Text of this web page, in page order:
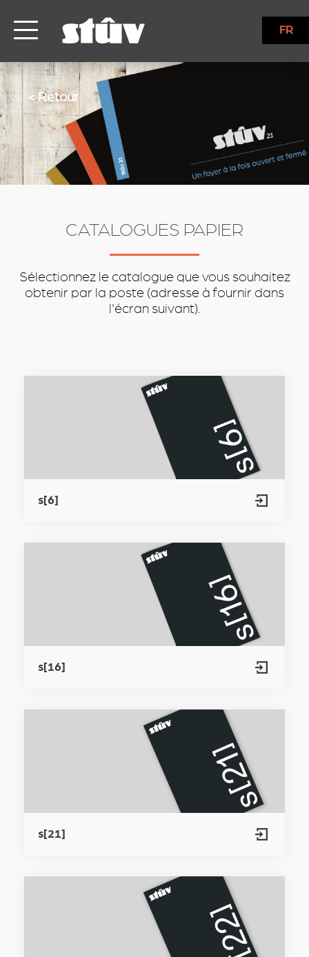
FR
< Retour
CATALOGUES PAPIER
Sélectionnez le catalogue que vous souhaitez
obtenir par la poste (adresse à fournir dans
l'écran suivant).
s[6]
s[16]
s[21]